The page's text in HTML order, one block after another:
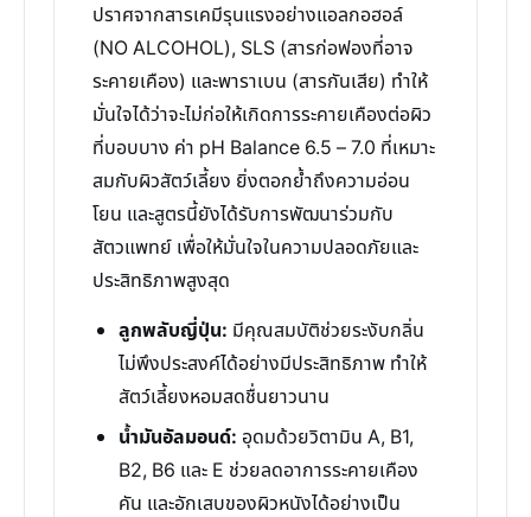
ปราศจากสารเคมีรุนแรงอย่างแอลกอฮอล์
(NO ALCOHOL), SLS (สารก่อฟองที่อาจ
ระคายเคือง) และพาราเบน (สารกันเสีย) ทำให้
มั่นใจได้ว่าจะไม่ก่อให้เกิดการระคายเคืองต่อผิว
ที่บอบบาง ค่า pH Balance 6.5 – 7.0 ที่เหมาะ
สมกับผิวสัตว์เลี้ยง ยิ่งตอกย้ำถึงความอ่อน
โยน และสูตรนี้ยังได้รับการพัฒนาร่วมกับ
สัตวแพทย์ เพื่อให้มั่นใจในความปลอดภัยและ
ประสิทธิภาพสูงสุด
ลูกพลับญี่ปุ่น: มีคุณสมบัติช่วยระงับกลิ่น
ไม่พึงประสงค์ได้อย่างมีประสิทธิภาพ ทำให้
สัตว์เลี้ยงหอมสดชื่นยาวนาน
น้ำมันอัลมอนด์: อุดมด้วยวิตามิน A, B1,
B2, B6 และ E ช่วยลดอาการระคายเคือง
คัน และอักเสบของผิวหนังได้อย่างเป็น